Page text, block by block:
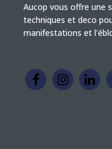
Aucop vous offre une
techniques et deco
manifestations et